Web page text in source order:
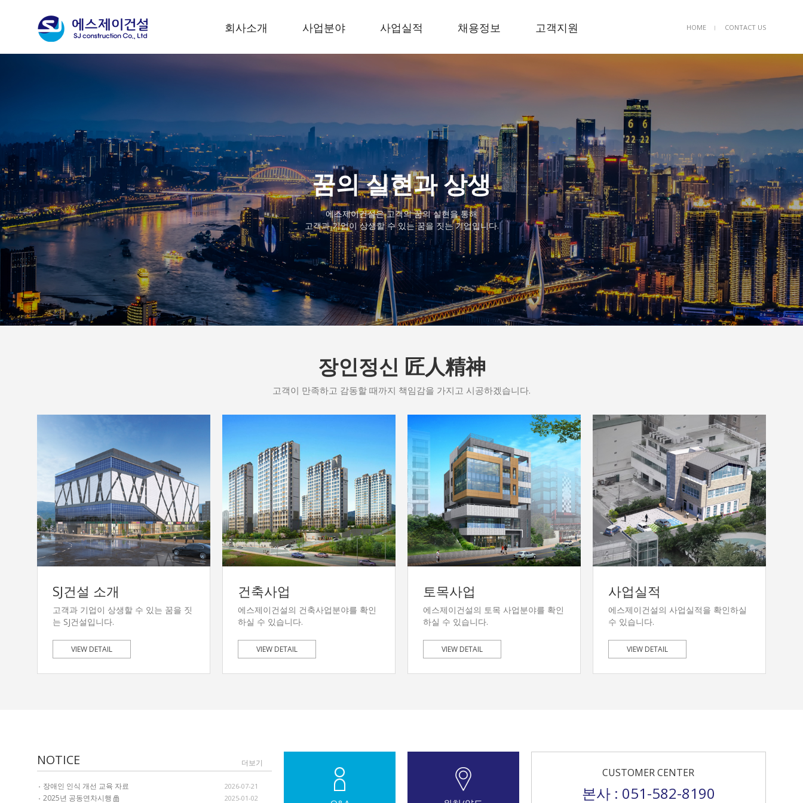
HOME ㅣ CONTACT US
회사소개
사훈 및 CI
조직현황
회사위치안내
수상실적
사업분야 사업실적 채용정보 고객지원
자유게시판
꿈의 실현과 상생
에스제이건설은 고객의 꿈의 실현을 통해
고객과 기업이 상생할 수 있는 꿈을 짓는 기업입니다.
장인정신 匠人精神
고객이 만족하고 감동할 때까지 책임감을 가지고 시공하겠습니다.
SJ건설 소개
고객과 기업이 상생할 수 있는 꿈을 짓
는 SJ건설입니다.
VIEW DETAIL
건축사업
에스제이건설의 건축사업분야를 확인
하실 수 있습니다.
VIEW DETAIL
토목사업
에스제이건설의 토목 사업분야를 확인
하실 수 있습니다.
VIEW DETAIL
사업실적
에스제이건설의 사업실적을 확인하실
수 있습니다.
VIEW DETAIL
NOTICE
장애인 인식 개선 교육 자료 2026-07-21
2025년 공동연차시행 2025-01-02
더보기
CUSTOMER CENTER
본사 : 051-582-8190